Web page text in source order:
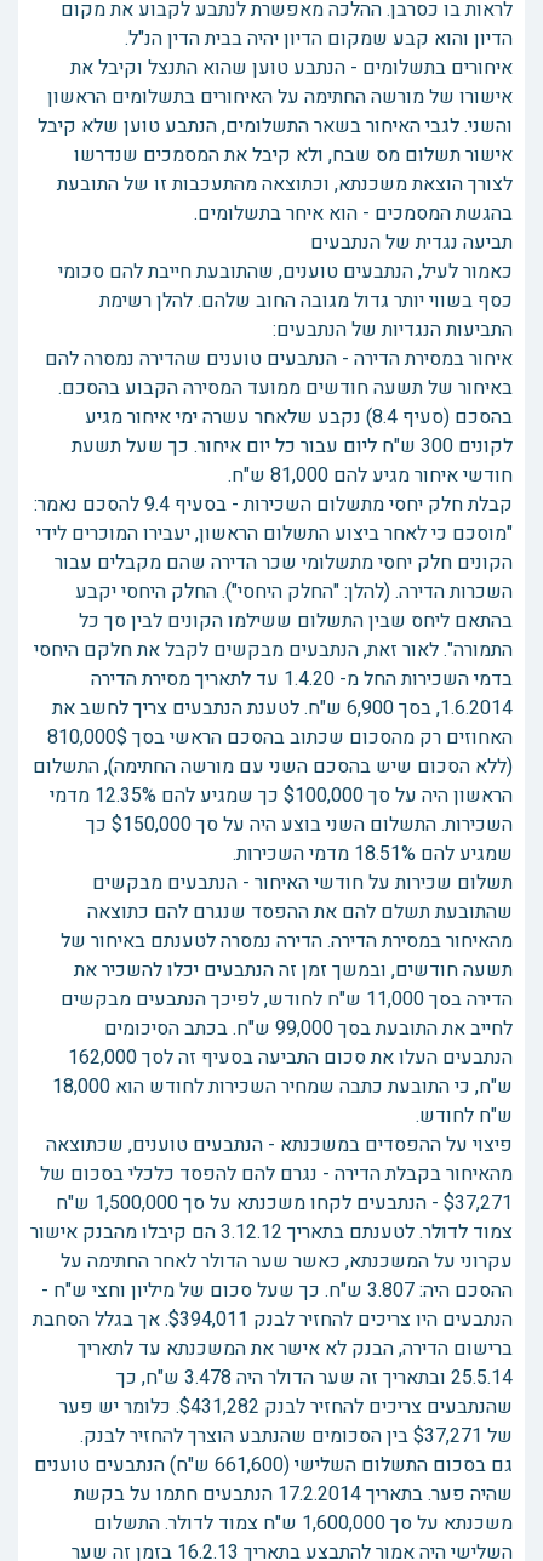
לראות בו כסרבן. ההלכה מאפשרת לנתבע לקבוע את מקום
הדיון והוא קבע שמקום הדיון יהיה בבית הדין הנ"ל.
איחורים בתשלומים - הנתבע טוען שהוא התנצל וקיבל את
אישורו של מורשה החתימה על האיחורים בתשלומים הראשון
והשני. לגבי האיחור בשאר התשלומים, הנתבע טוען שלא קיבל
אישור תשלום מס שבח, ולא קיבל את המסמכים שנדרשו
לצורך הוצאת משכנתא, וכתוצאה מהתעכבות זו של התובעת
בהגשת המסמכים - הוא איחר בתשלומים.
תביעה נגדית של הנתבעים
כאמור לעיל, הנתבעים טוענים, שהתובעת חייבת להם סכומי
כסף בשווי יותר גדול מגובה החוב שלהם. להלן רשימת
התביעות הנגדיות של הנתבעים:
איחור במסירת הדירה - הנתבעים טוענים שהדירה נמסרה להם
באיחור של תשעה חודשים ממועד המסירה הקבוע בהסכם.
בהסכם (סעיף 8.4) נקבע שלאחר עשרה ימי איחור מגיע
לקונים 300 ש"ח ליום עבור כל יום איחור. כך שעל תשעת
חודשי איחור מגיע להם 81,000 ש"ח.
קבלת חלק יחסי מתשלום השכירות - בסעיף 9.4 להסכם נאמר:
"מוסכם כי לאחר ביצוע התשלום הראשון, יעבירו המוכרים לידי
הקונים חלק יחסי מתשלומי שכר הדירה שהם מקבלים עבור
השכרות הדירה. (להלן: "החלק היחסי"). החלק היחסי יקבע
בהתאם ליחס שבין התשלום ששילמו הקונים לבין סך כל
התמורה". לאור זאת, הנתבעים מבקשים לקבל את חלקם היחסי
בדמי השכירות החל מ- 1.4.20 עד לתאריך מסירת הדירה
1.6.2014, בסך 6,900 ש"ח. לטענת הנתבעים צריך לחשב את
האחוזים רק מהסכום שכתוב בהסכם הראשי בסך 810,000$
(ללא הסכום שיש בהסכם השני עם מורשה החתימה), התשלום
הראשון היה על סך $100,000 כך שמגיע להם 12.35% מדמי
השכירות. התשלום השני בוצע היה על סך $150,000 כך
שמגיע להם 18.51% מדמי השכירות.
תשלום שכירות על חודשי האיחור - הנתבעים מבקשים
שהתובעת תשלם להם את ההפסד שנגרם להם כתוצאה
מהאיחור במסירת הדירה. הדירה נמסרה לטענתם באיחור של
תשעה חודשים, ובמשך זמן זה הנתבעים יכלו להשכיר את
הדירה בסך 11,000 ש"ח לחודש, לפיכך הנתבעים מבקשים
לחייב את התובעת בסך 99,000 ש"ח. בכתב הסיכומים
הנתבעים העלו את סכום התביעה בסעיף זה לסך 162,000
ש"ח, כי התובעת כתבה שמחיר השכירות לחודש הוא 18,000
ש"ח לחודש.
פיצוי על ההפסדים במשכנתא - הנתבעים טוענים, שכתוצאה
מהאיחור בקבלת הדירה - נגרם להם להפסד כלכלי בסכום של
$37,271 - הנתבעים לקחו משכנתא על סך 1,500,000 ש"ח
צמוד לדולר. לטענתם בתאריך 3.12.12 הם קיבלו מהבנק אישור
עקרוני על המשכנתא, כאשר שער הדולר לאחר החתימה על
ההסכם היה: 3.807 ש"ח. כך שעל סכום של מיליון וחצי ש"ח -
הנתבעים היו צריכים להחזיר לבנק $394,011. אך בגלל הסחבת
ברישום הדירה, הבנק לא אישר את המשכנתא עד לתאריך
25.5.14 ובתאריך זה שער הדולר היה 3.478 ש"ח, כך
שהנתבעים צריכים להחזיר לבנק $431,282. כלומר יש פער
של $37,271 בין הסכומים שהנתבע הוצרך להחזיר לבנק.
גם בסכום התשלום השלישי (661,600 ש"ח) הנתבעים טוענים
שהיה פער. בתאריך 17.2.2014 הנתבעים חתמו על בקשת
משכנתא על סך 1,600,000 ש"ח צמוד לדולר. התשלום
השלישי היה אמור להתבצע בתאריך 16.2.13 בזמן זה שער